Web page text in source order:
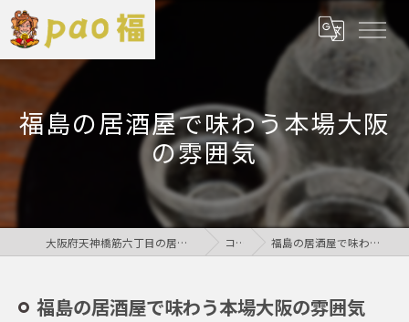
福島の居酒屋で味わう本場大阪
の雰囲気
大阪府天神橋筋六丁目の居酒屋なら鶏居酒屋pao福 コラム 福島の居酒屋で味わう本場大阪の雰囲気
福島の居酒屋で味わう本場大阪の雰囲気